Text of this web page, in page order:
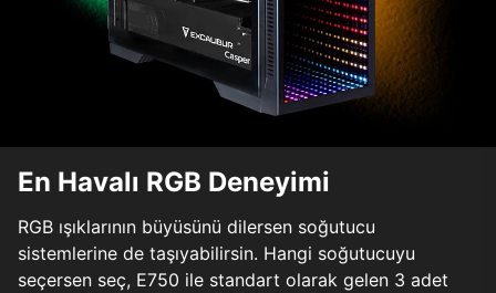
En Havalı RGB Deneyimi
RGB ışıklarının büyüsünü dilersen soğutucu
sistemlerine de taşıyabilirsin. Hangi soğutucuyu
seçersen seç, E750 ile standart olarak gelen 3 adet